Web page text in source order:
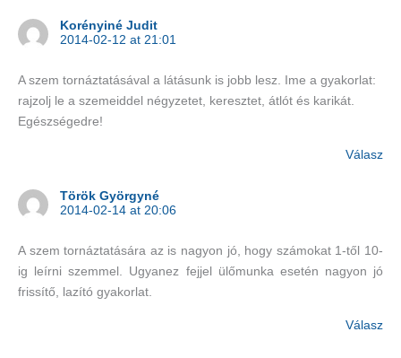
Korényiné Judit
2014-02-12 at 21:01
A szem tornáztatásával a látásunk is jobb lesz. Ime a gyakorlat:
rajzolj le a szemeiddel négyzetet, keresztet, átlót és karikát.
Egészségedre!
Válasz
Török Györgyné
2014-02-14 at 20:06
A szem tornáztatására az is nagyon jó, hogy számokat 1-től 10-
ig leírni szemmel. Ugyanez fejjel ülőmunka esetén nagyon jó
frissítő, lazító gyakorlat.
Válasz